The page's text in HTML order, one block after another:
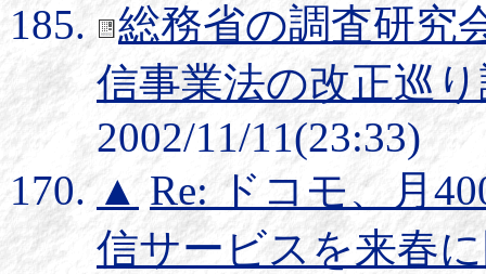
総務省の調査研究
信事業法の改正巡
2002/11/11(23:33)
▲ Re: ドコモ、月
信サービスを来春